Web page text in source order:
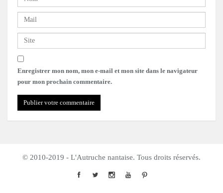
Enregistrer mon nom, mon e-mail et mon site dans le navigateur
pour mon prochain commentaire.
© 2010-2019 - L'Autruche nantaise. Tous droits réservés.